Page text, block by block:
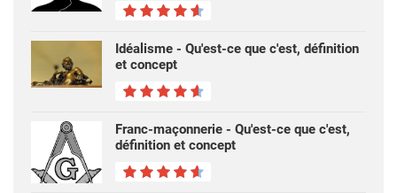
Idéalisme - Qu'est-ce que c'est, définition
et concept
Franc-maçonnerie - Qu'est-ce que c'est,
définition et concept